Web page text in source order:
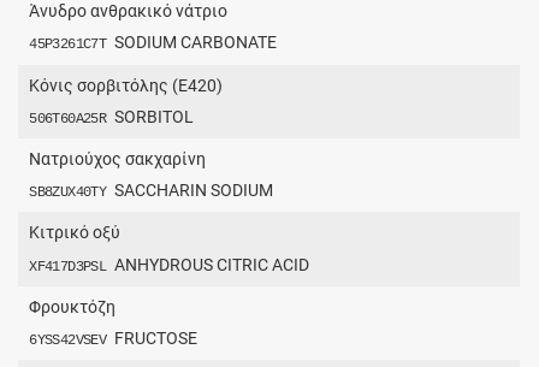
Άνυδρο ανθρακικό νάτριο
45P3261C7T SODIUM CARBONATE
Κόνις σορβιτόλης (E420)
506T60A25R SORBITOL
Νατριούχος σακχαρίνη
SB8ZUX40TY SACCHARIN SODIUM
Κιτρικό οξύ
XF417D3PSL ANHYDROUS CITRIC ACID
Φρουκτόζη
6YSS42VSEV FRUCTOSE